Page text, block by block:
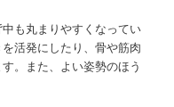
も丸まりやすくなってい
活発にしたり、骨や筋肉
。また、よい姿勢のほう